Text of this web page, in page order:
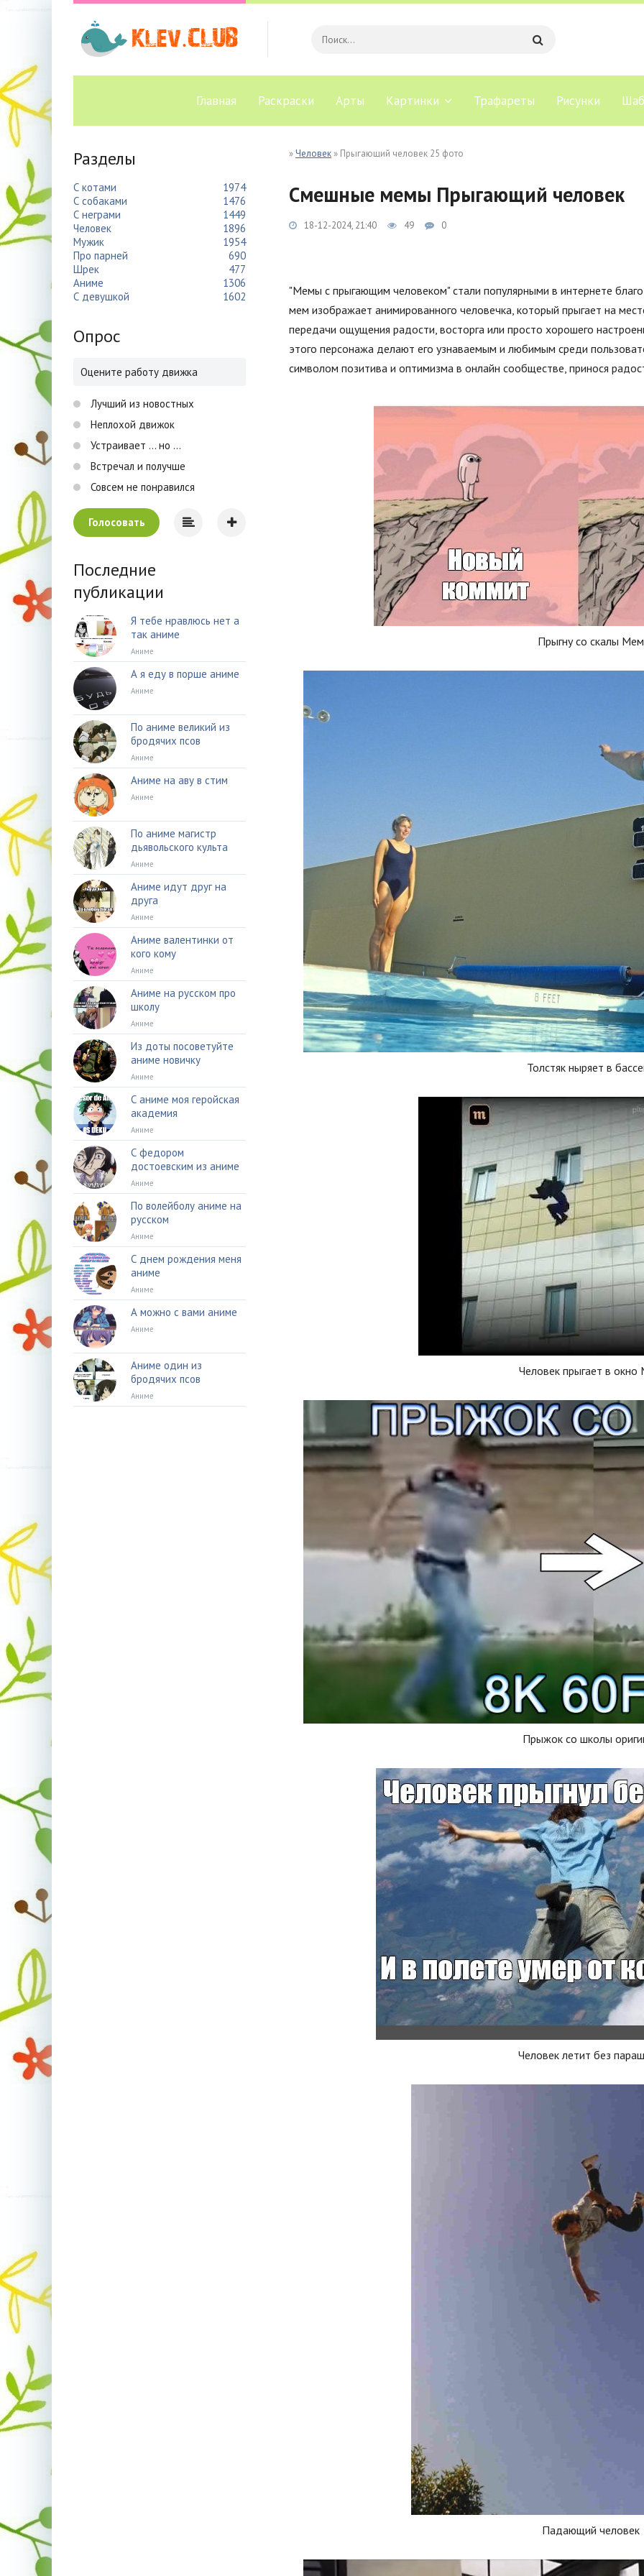
Главная Раскраски Арты Картинки Трафареты Рисунки
»Человек » Прыгающий человек 25 фото
Смешные мемы Прыгающий человек
18-12-2024, 21:40 49 0
"Мемы с прыгающим человеком" стали популярными в интернете
мем изображает анимированного человечка, который прыгает на
передачи ощущения радости, восторга или просто хорошего
этого персонажа делают его узнаваемым и любимым среди
символом позитива и оптимизма в онлайн сообществе, принося
Прыгну со скалы Мем
Толстяк ныряет в
Человек прыгает в
Прыжок со школы
Человек летит без
Падающий человек
Разделы
С котами
1974
С собаками
1476
С неграми
1449
Человек
1896
Мужик
1954
Про парней
690
Шрек
477
Аниме
1306
С девушкой
1602
Опрос
Оцените работу движка
Лучший из новостных
Неплохой движок
Устраивает ... но ...
Встречал и получше
Совсем не понравился
Голосовать
Последние
публикации
Я тебе нравлюсь нет а
так аниме
Аниме
А я еду в порше аниме
Аниме
По аниме великий из
бродячих псов
Аниме
Аниме на аву в стим
Аниме
По аниме магистр
дьявольского культа
Аниме
Аниме идут друг на
друга
Аниме
Аниме валентинки от
кого кому
Аниме
Аниме на русском про
школу
Аниме
Из доты посоветуйте
аниме новичку
Аниме
С аниме моя геройская
академия
Аниме
С федором
достоевским из аниме
Аниме
По волейболу аниме на
русском
Аниме
С днем рождения меня
аниме
Аниме
А можно с вами аниме
Аниме
Аниме один из
бродячих псов
Аниме